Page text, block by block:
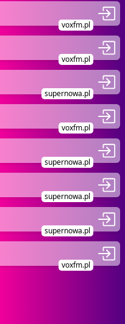
voxfm.pl
voxfm.pl
supernowa.pl
voxfm.pl
supernowa.pl
supernowa.pl
supernowa.pl
voxfm.pl